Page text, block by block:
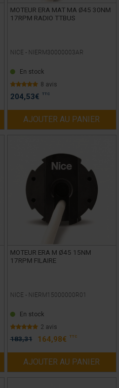
MOTEUR ERA MAT MA Ø45 30NM
17RPM RADIO TTBUS
NICE - NIERM30000003AR
En stock
8 avis
204,53€ TTC
AJOUTER AU PANIER
MOTEUR ERA M Ø45 15NM
17RPM FILAIRE
NICE - NIERM15000000R01
En stock
2 avis
183,31 164,98€ TTC
AJOUTER AU PANIER